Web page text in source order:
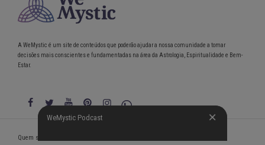
WeMystic Podcast
A WeMystic é um site de conteúdos que poderão ajudar a nossa comunidade a tomar
decisões mais conscientes e fundamentadas na área da Astrologia, Espiritualidade e Bem-
Estar.
WeMystic Podcast
Quem somos